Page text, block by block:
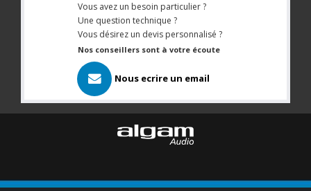
Vous avez un besoin particulier ?
Une question technique ?
Vous désirez un devis personnalisé ?
Nos conseillers sont à votre écoute
Nous ecrire un email